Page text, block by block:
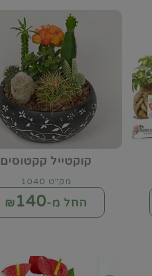
קוקטייל קקטוסים
מק"ט 1040
החל מ-₪140